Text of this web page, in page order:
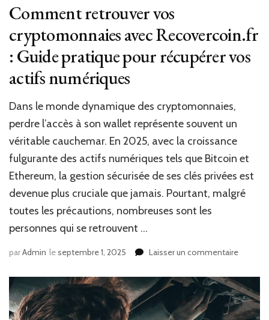
Comment retrouver vos
cryptomonnaies avec Recovercoin.fr
: Guide pratique pour récupérer vos
actifs numériques
Dans le monde dynamique des cryptomonnaies,
perdre l’accès à son wallet représente souvent un
véritable cauchemar. En 2025, avec la croissance
fulgurante des actifs numériques tels que Bitcoin et
Ethereum, la gestion sécurisée de ses clés privées est
devenue plus cruciale que jamais. Pourtant, malgré
toutes les précautions, nombreuses sont les
personnes qui se retrouvent …
parAdmin leseptembre 1, 2025 Laisser un commentairesur
vos
avec